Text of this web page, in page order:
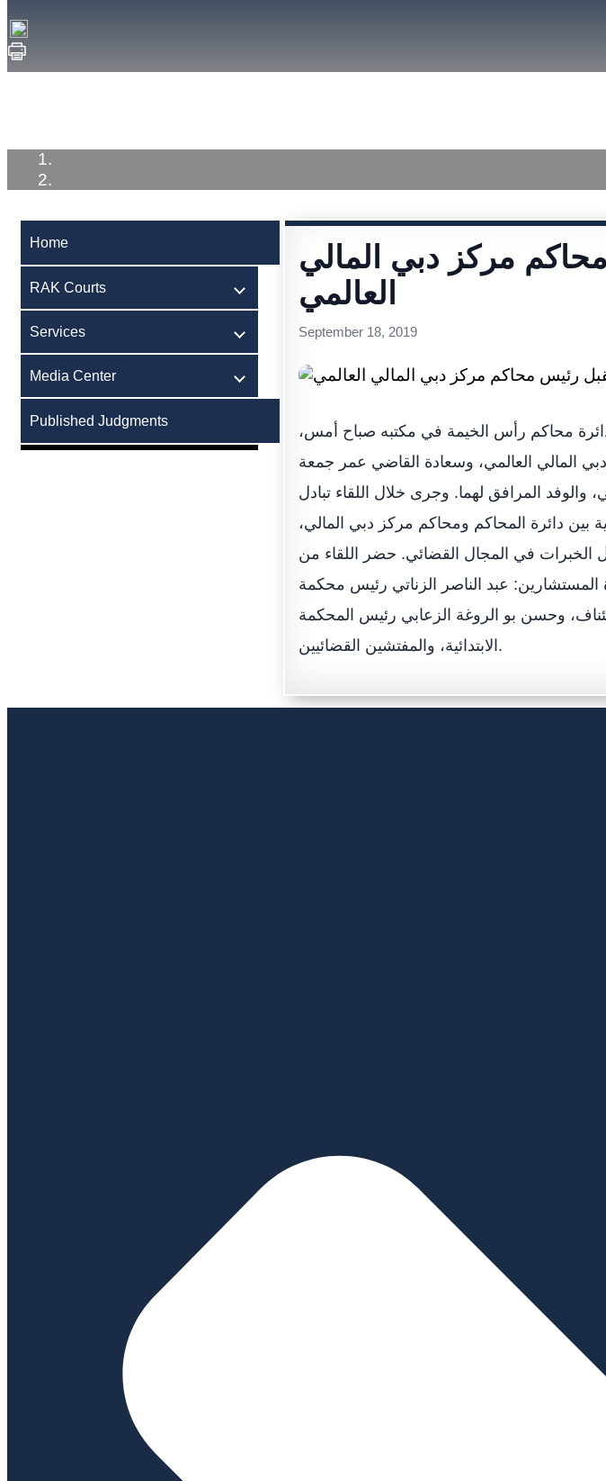
Home
RAK Courts
Services
Media Center
Published Judgments
مركز دبي المالي
العالمي
September 18, 2019
محاكم رأس الخيمة في مكتبه صباح أمس،
المالي العالمي، وسعادة القاضي عمر جمعة
والوفد المرافق لهما. وجرى خلال اللقاء تبادل
بين دائرة المحاكم ومحاكم مركز دبي المالي،
الخبرات في المجال القضائي. حضر اللقاء من
عبد الناصر الزناتي رئيس محكمة
وحسن بو الروغة الزعابي رئيس المحكمة
الابتدائية، والمفتشين القضائيين.